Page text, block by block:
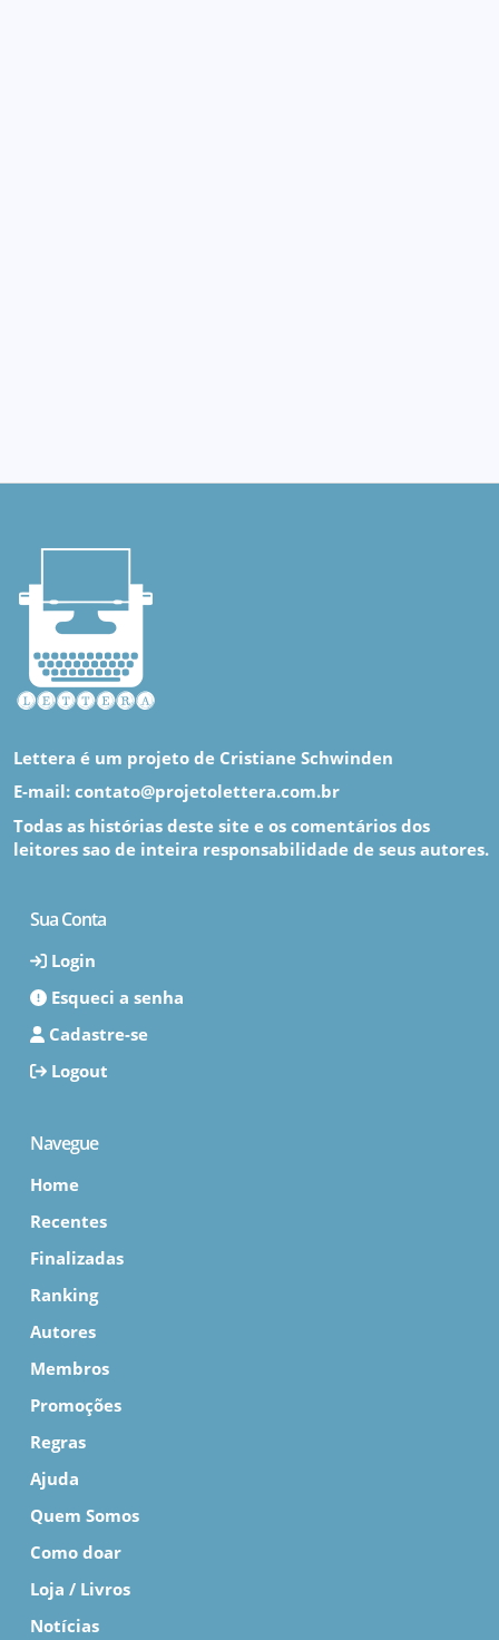
Lettera é um projeto de Cristiane Schwinden
E-mail: contato@projetolettera.com.br
Todas as histórias deste site e os comentários dos
leitores sao de inteira responsabilidade de seus autores.
Sua Conta
Login
Esqueci a senha
Cadastre-se
Logout
Navegue
Home
Recentes
Finalizadas
Ranking
Autores
Membros
Promoções
Regras
Ajuda
Quem Somos
Como doar
Loja / Livros
Notícias